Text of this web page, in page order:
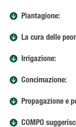
Piantagione:
La cura delle
Irrigazione:
Concimazione:
Propagazione e
COMPO